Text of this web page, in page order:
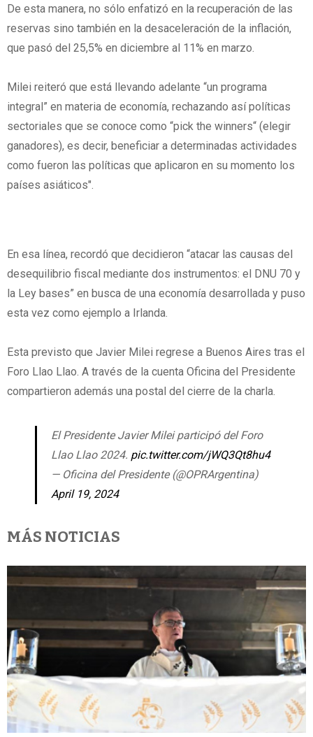
De esta manera, no sólo enfatizó en la recuperación de las
reservas sino también en la desaceleración de la inflación,
que pasó del 25,5% en diciembre al 11% en marzo.
Milei reiteró que está llevando adelante “un programa
integral” en materia de economía, rechazando así políticas
sectoriales que se conoce como “pick the winners“ (elegir
ganadores), es decir, beneficiar a determinadas actividades
como fueron las políticas que aplicaron en su momento los
países asiáticos".
En esa línea, recordó que decidieron “atacar las causas del
desequilibrio fiscal mediante dos instrumentos: el DNU 70 y
la Ley bases” en busca de una economía desarrollada y puso
esta vez como ejemplo a Irlanda.
Esta previsto que Javier Milei regrese a Buenos Aires tras el
Foro Llao Llao. A través de la cuenta Oficina del Presidente
compartieron además una postal del cierre de la charla.
El Presidente Javier Milei participó del Foro
Llao Llao 2024. pic.twitter.com/jWQ3Qt8hu4
— Oficina del Presidente (@OPRArgentina)
April 19, 2024
MÁS NOTICIAS